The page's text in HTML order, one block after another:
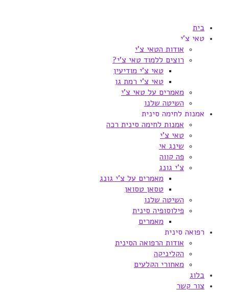
בית
טאי צ'י
אודות הטאי צ'י
רוצים ללמוד טאי צ'י?
טאי צ'י מודיעין
טאי צ'י רמת גן
מאמרים על טאי צ'י
השיטה שלנו
אמנות לחימה סינית
אמנות לחימה סינית רכה
טאי צ'י
שינג אי
פה קווה
צ'י גונג
מאמרים על צ'י גונג
טסאן טסואן
השיטה שלנו
פילוסופיה סינית
מאמרים
רפואה סינית
אודות הרפואה הסינית
הקליניקה
מאחורי הקלעים
בלוג
צור קשר